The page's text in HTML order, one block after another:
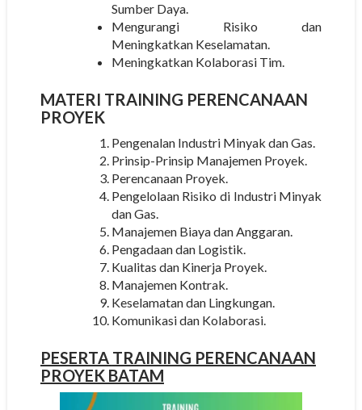
Sumber Daya.
Mengurangi Risiko dan
Meningkatkan Keselamatan.
Meningkatkan Kolaborasi Tim.
MATERI TRAINING PERENCANAAN
PROYEK
Pengenalan Industri Minyak dan Gas.
Prinsip-Prinsip Manajemen Proyek.
Perencanaan Proyek.
Pengelolaan Risiko di Industri Minyak
dan Gas.
Manajemen Biaya dan Anggaran.
Pengadaan dan Logistik.
Kualitas dan Kinerja Proyek.
Manajemen Kontrak.
Keselamatan dan Lingkungan.
Komunikasi dan Kolaborasi.
PESERTA TRAINING PERENCANAAN
PROYEK BATAM